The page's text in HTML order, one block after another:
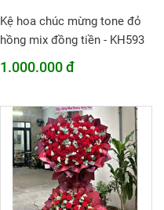
Kệ hoa chúc mừng tone đỏ
hồng mix đồng tiền - KH593
1.000.000 đ